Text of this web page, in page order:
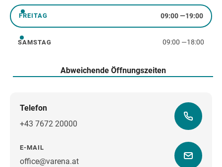
Freitag
FREITAG 09:00—19:00
Samstag
SAMSTAG 09:00 —18:00
Abweichende Öffnungszeiten
Telefon
+43 7672 20000
E-MAIL
office@varena.at